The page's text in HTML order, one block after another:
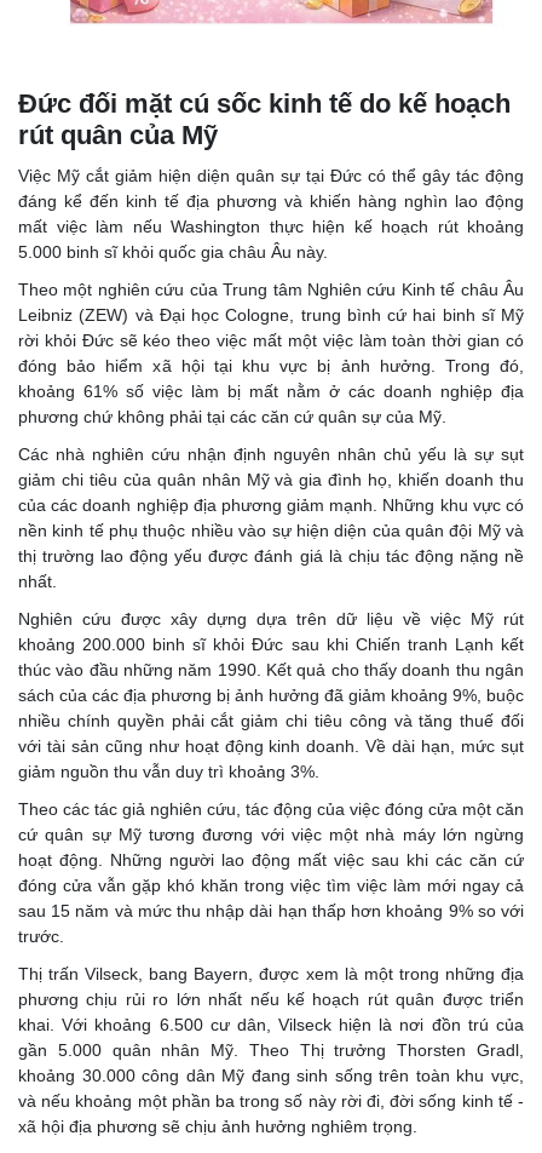
Đức đối mặt cú sốc kinh tế do kế hoạch
rút quân của Mỹ
Việc Mỹ cắt giảm hiện diện quân sự tại Đức có thể gây tác động
đáng kể đến kinh tế địa phương và khiến hàng nghìn lao động
mất việc làm nếu Washington thực hiện kế hoạch rút khoảng
5.000 binh sĩ khỏi quốc gia châu Âu này.
Theo một nghiên cứu của Trung tâm Nghiên cứu Kinh tế châu Âu
Leibniz (ZEW) và Đại học Cologne, trung bình cứ hai binh sĩ Mỹ
rời khỏi Đức sẽ kéo theo việc mất một việc làm toàn thời gian có
đóng bảo hiểm xã hội tại khu vực bị ảnh hưởng. Trong đó,
khoảng 61% số việc làm bị mất nằm ở các doanh nghiệp địa
phương chứ không phải tại các căn cứ quân sự của Mỹ.
Các nhà nghiên cứu nhận định nguyên nhân chủ yếu là sự sụt
giảm chi tiêu của quân nhân Mỹ và gia đình họ, khiến doanh thu
của các doanh nghiệp địa phương giảm mạnh. Những khu vực có
nền kinh tế phụ thuộc nhiều vào sự hiện diện của quân đội Mỹ và
thị trường lao động yếu được đánh giá là chịu tác động nặng nề
nhất.
Nghiên cứu được xây dựng dựa trên dữ liệu về việc Mỹ rút
khoảng 200.000 binh sĩ khỏi Đức sau khi Chiến tranh Lạnh kết
thúc vào đầu những năm 1990. Kết quả cho thấy doanh thu ngân
sách của các địa phương bị ảnh hưởng đã giảm khoảng 9%, buộc
nhiều chính quyền phải cắt giảm chi tiêu công và tăng thuế đối
với tài sản cũng như hoạt động kinh doanh. Về dài hạn, mức sụt
giảm nguồn thu vẫn duy trì khoảng 3%.
Theo các tác giả nghiên cứu, tác động của việc đóng cửa một căn
cứ quân sự Mỹ tương đương với việc một nhà máy lớn ngừng
hoạt động. Những người lao động mất việc sau khi các căn cứ
đóng cửa vẫn gặp khó khăn trong việc tìm việc làm mới ngay cả
sau 15 năm và mức thu nhập dài hạn thấp hơn khoảng 9% so với
trước.
Thị trấn Vilseck, bang Bayern, được xem là một trong những địa
phương chịu rủi ro lớn nhất nếu kế hoạch rút quân được triển
khai. Với khoảng 6.500 cư dân, Vilseck hiện là nơi đồn trú của
gần 5.000 quân nhân Mỹ. Theo Thị trưởng Thorsten Gradl,
khoảng 30.000 công dân Mỹ đang sinh sống trên toàn khu vực,
và nếu khoảng một phần ba trong số này rời đi, đời sống kinh tế -
xã hội địa phương sẽ chịu ảnh hưởng nghiêm trọng.